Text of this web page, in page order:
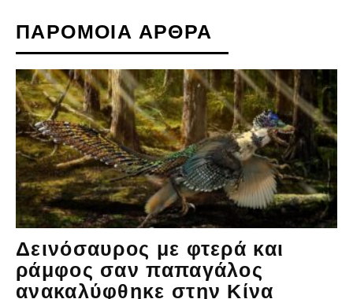
ΠΑΡΟΜΟΙΑ ΑΡΘΡΑ
Δεινόσαυρος με φτερά και
ράμφος σαν παπαγάλος
ανακαλύφθηκε στην Κίνα